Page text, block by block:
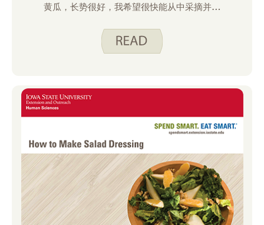
黄瓜，长势很好，我希望很快能从中采摘并吃
的最新发展情况并分享一些照片。今天，我想
和大家分享我最喜欢的黄瓜食谱之一。